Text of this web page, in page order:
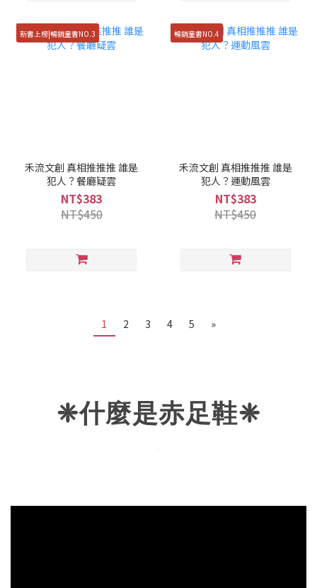
新書上榜|暢銷童書NO.3
禾流文創 真相推推推 誰是
犯人？餐廳疑雲
NT$383
NT$450
暢銷童書NO.4
禾流文創 真相推推推 誰是
犯人？運動風雲
NT$383
NT$450
1 2 3 4 5 »
❈什麼是赤足鞋❈